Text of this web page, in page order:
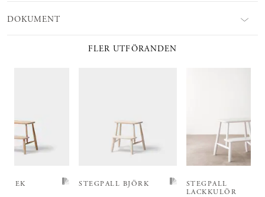
DOKUMENT
FLER UTFÖRANDEN
EK STEGPALL BJÖRK
STEGPALL
LACKKULÖR